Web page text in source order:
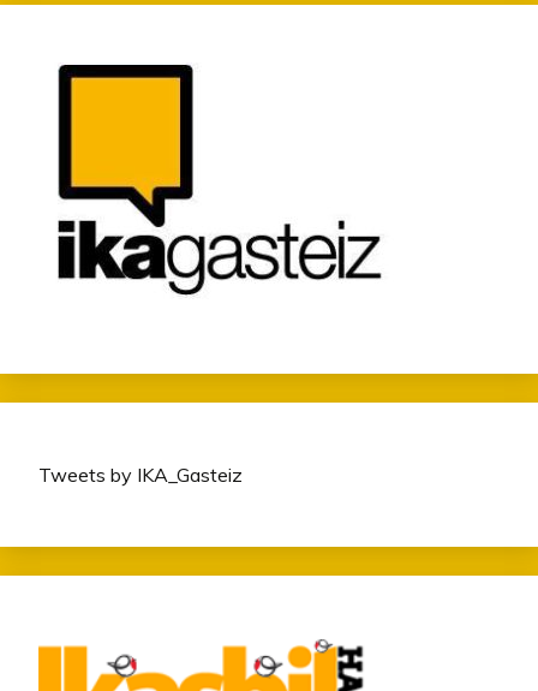
Tweets by IKA_Gasteiz